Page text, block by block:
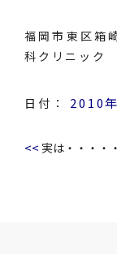
福岡市東区
科クリニック
日付： 2010
<< 実は・・・・